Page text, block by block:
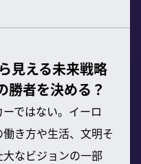
見える未来戦略
勝者を決める？
ではない。イーロ
き方や生活、文明そ
なビジョンの一部